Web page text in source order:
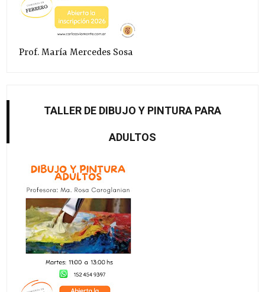
Prof. María Mercedes Sosa
TALLER DE DIBUJO Y PINTURA PARA
ADULTOS